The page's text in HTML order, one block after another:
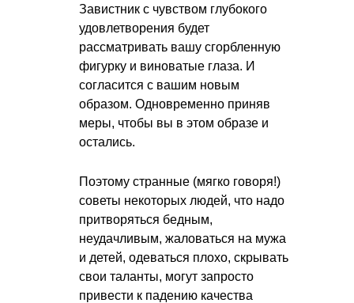
Завистник с чувством глубокого
удовлетворения будет
рассматривать вашу сгорбленную
фигурку и виноватые глаза. И
согласится с вашим новым
образом. Одновременно приняв
меры, чтобы вы в этом образе и
остались.
Поэтому странные (мягко говоря!)
советы некоторых людей, что надо
притворяться бедным,
неудачливым, жаловаться на мужа
и детей, одеваться плохо, скрывать
свои таланты, могут запросто
привести к падению качества